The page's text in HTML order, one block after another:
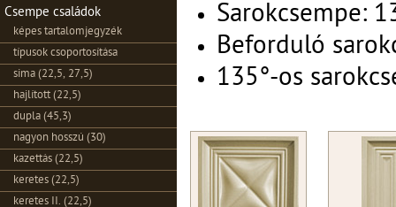
Csempe családok
képes tartalomjegyzék
típusok csoportosítása
sima (22,5, 27,5)
hajlított (22,5)
dupla (45,3)
nagyon hosszú (30)
kazettás (22,5)
keretes (22,5)
keretes II. (22,5)
Sarokcsempe:
Beforduló
135°-os